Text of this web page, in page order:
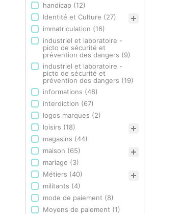
handicap (12)
Identité et Culture (27)
immatriculation (16)
industriel et laboratoire -
picto de sécurité et
prévention des dangers (9)
industriel et laboratoire -
picto de sécurité et
prévention des dangers (19)
informations (48)
interdiction (67)
logos marques (2)
loisirs (18)
magasins (44)
maison (65)
mariage (3)
Métiers (40)
militants (4)
mode de paiement (8)
Moyens de paiement (1)